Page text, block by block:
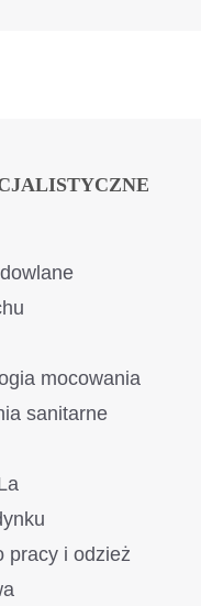
mocowania
sanitarne
pracy i odzież